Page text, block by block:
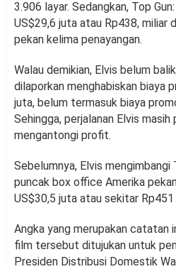
3.906 layar. Sedangkan, Top
US$29,6 juta atau Rp438, miliar
pekan kelima penayangan.
Walau demikian, Elvis belum
dilaporkan menghabiskan biaya
juta, belum termasuk biaya
Sehingga, perjalanan Elvis masih
mengantongi profit.
Sebelumnya, Elvis mengimbangi
puncak box office Amerika
US$30,5 juta atau sekitar
Angka yang merupakan catatan
film tersebut ditujukan untuk
Presiden Distribusi Domestik